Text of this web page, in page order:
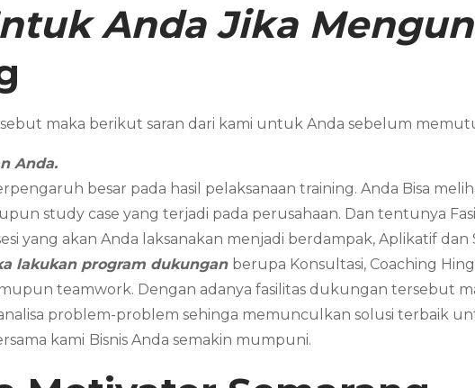
Anda Jika
maka berikut saran dari kami untuk Anda sebelum
Anda.
besar pada hasil pelaksanaan training. Anda Bisa
study case yang terjadi pada perusahaan. Dan tentunya
yang akan Anda laksanakan menjadi berdampak, Aplikatif
lakukan program dukungan berupa Konsultasi, Coaching
teamwork. Dengan adanya fasilitas dukungan tersebut
problem-problem sehinga memunculkan solusi terbaik
kami Bisnis Anda semakin mumpuni.